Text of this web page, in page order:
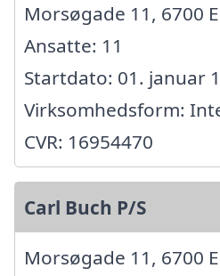
Morsøgade 11, 6700
Ansatte: 11
Startdato: 01. januar
Virksomhedsform:
CVR: 16954470
Carl Buch P/S
Morsøgade 11, 6700